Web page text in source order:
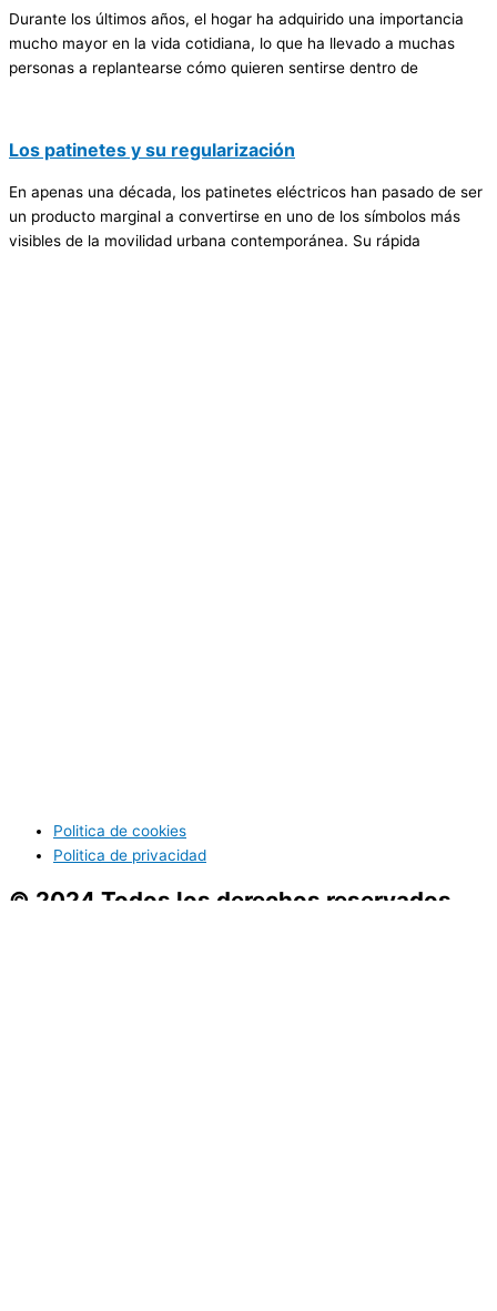
Durante los últimos años, el hogar ha adquirido una importancia
mucho mayor en la vida cotidiana, lo que ha llevado a muchas
personas a replantearse cómo quieren sentirse dentro de
Los patinetes y su regularización
En apenas una década, los patinetes eléctricos han pasado de ser
un producto marginal a convertirse en uno de los símbolos más
visibles de la movilidad urbana contemporánea. Su rápida
Politica de cookies
Politica de privacidad
© 2024 Todos los derechos reservados